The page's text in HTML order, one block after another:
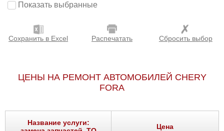
Показать выбранные
Сохранить в Excel Распечатать Сбросить выбор
ЦЕНЫ НА РЕМОНТ АВТОМОБИЛЕЙ CHERY
FORA
Название услуги:
Цена